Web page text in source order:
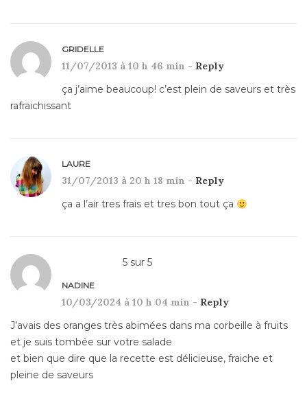
GRIDELLE
11/07/2013 à 10 h 46 min - Reply
ça j’aime beaucoup! c’est plein de saveurs et très
rafraichissant
LAURE
31/07/2013 à 20 h 18 min - Reply
ça a l’air tres frais et tres bon tout ça
5 sur 5
NADINE
10/03/2024 à 10 h 04 min - Reply
J’avais des oranges très abimées dans ma corbeille à fruits
et je suis tombée sur votre salade
et bien que dire que la recette est délicieuse, fraiche et
pleine de saveurs